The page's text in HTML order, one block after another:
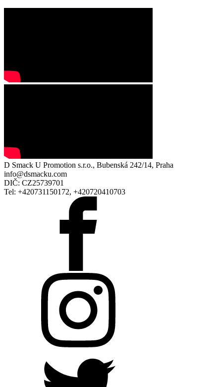
D Smack U Promotion s.r.o., Bubenská 242/14, Praha
info@dsmacku.com
DIČ: CZ25739701
Tel: +420731150172, +420720410703